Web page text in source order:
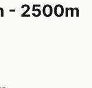
- 2500m